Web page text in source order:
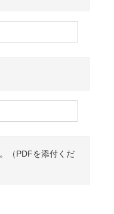
（PDFを添付くだ